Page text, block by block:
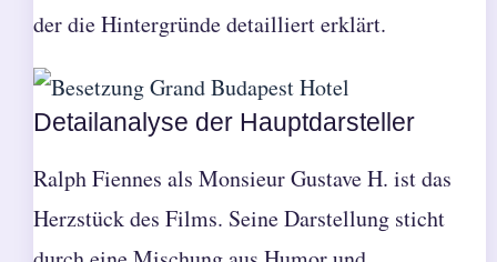
der die Hintergründe detailliert erklärt.
Detailanalyse der Hauptdarsteller
Ralph Fiennes als Monsieur Gustave H. ist das
Herzstück des Films. Seine Darstellung sticht